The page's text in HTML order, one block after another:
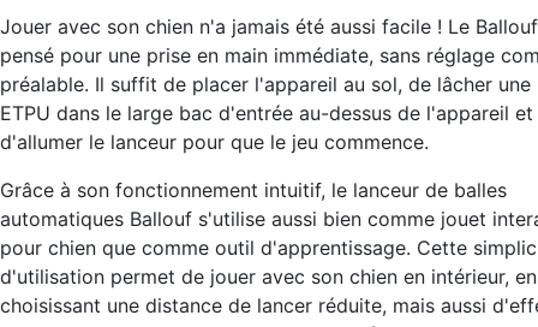
Jouer avec son chien n'a jamais été aussi facile ! Le
pensé pour une prise en main immédiate, sans réglage
préalable. Il suffit de placer l'appareil au sol, de lâcher une
ETPU dans le large bac d'entrée au-dessus de l'appareil et
d'allumer le lanceur pour que le jeu commence.
Grâce à son fonctionnement intuitif, le lanceur de balles
automatiques Ballouf s'utilise aussi bien comme jouet
pour chien que comme outil d'apprentissage. Cette
d'utilisation permet de jouer avec son chien en intérieur, en
choisissant une distance de lancer réduite, mais aussi